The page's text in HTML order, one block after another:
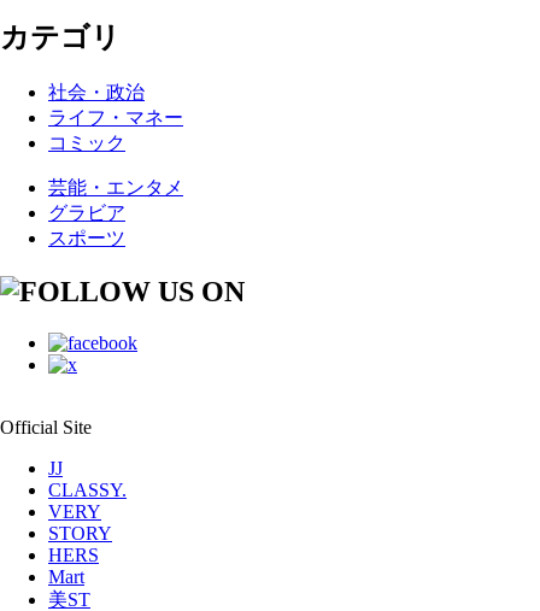
カテゴリ
社会・政治
ライフ・マネー
コミック
芸能・エンタメ
グラビア
スポーツ
Official Site
JJ
CLASSY.
VERY
STORY
HERS
Mart
美ST